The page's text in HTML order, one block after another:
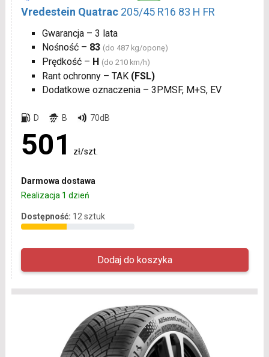
Vredestein Quatrac 205/45 R16 83 H FR
Gwarancja – 3 lata
Nośność – 83 (do 487 kg/oponę)
Prędkość – H (do 210 km/h)
Rant ochronny – TAK (FSL)
Dodatkowe oznaczenia – 3PMSF, M+S, EV
D B 70dB
501 zł/szt.
Darmowa dostawa
Realizacja 1 dzień
Dostępność: 12 sztuk